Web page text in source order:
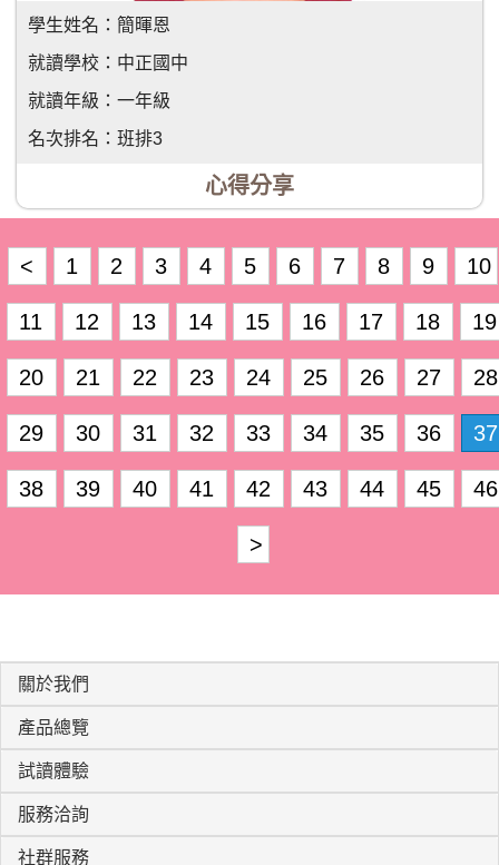
學生姓名： 簡暉恩
就讀學校： 中正國中
就讀年級： 一年級
名次排名： 班排3
心得分享
< 1 2 3 4 5 6 7 8 9 10
11 12 13 14 15 16 17 18 19
20 21 22 23 24 25 26 27 28
29 30 31 32 33 34 35 36 37
38 39 40 41 42 43 44 45 46
>
關於我們
產品總覽
試讀體驗
服務洽詢
社群服務